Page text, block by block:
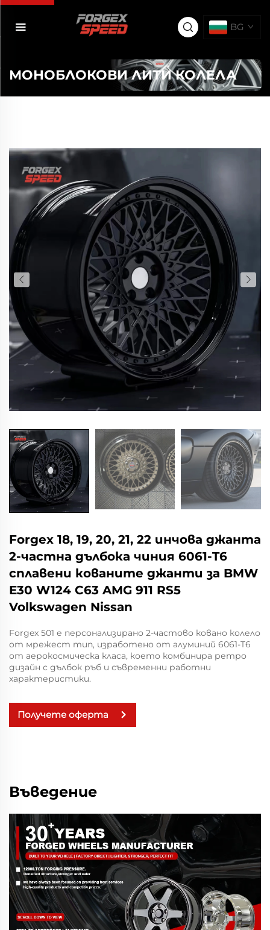
BG
МОНОБЛОКОВИ ЛИТИ КОЛЕЛА
Forgex 18, 19, 20, 21, 22 инчова джанта
2-частна дълбока чиния 6061-T6
сплавени кованите джанти за BMW
E30 W124 C63 AMG 911 RS5
Volkswagen Nissan
Forgex 501 е персонализирано 2-частово ковано колело
от мрежест тип, изработено от алуминий 6061-T6
от аерокосмическа класа, което комбинира ретро
дизайн с дълбок ръб и съвременни работни
характеристики.
Получете оферта
Въведение